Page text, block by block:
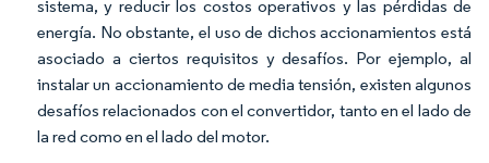
sistema, y reducir los costos operativos y las pérdidas de
energía. No obstante, el uso de dichos accionamientos está
asociado a ciertos requisitos y desafíos. Por ejemplo, al
instalar un accionamiento de media tensión, existen algunos
desafíos relacionados con el convertidor, tanto en el lado de
la red como en el lado del motor.